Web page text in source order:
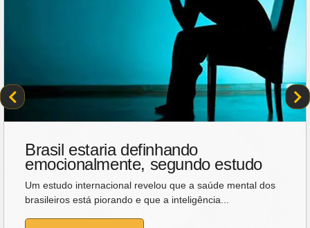
Brasil estaria definhando
emocionalmente, segundo estudo
Um estudo internacional revelou que a saúde mental dos
brasileiros está piorando e que a inteligência...